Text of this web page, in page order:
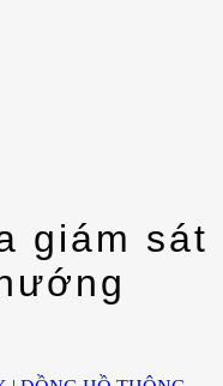
giám sát